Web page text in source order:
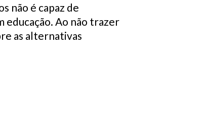
não é capaz de
educação. Ao não trazer
as alternativas